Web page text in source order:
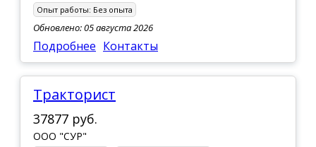
Опыт работы: Без опыта
Обновлено: 05 августа 2026
Подробнее Контакты
Тракторист
37877 руб.
ООО "СУР"